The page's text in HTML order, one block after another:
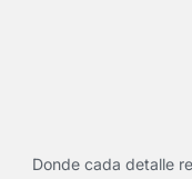
Donde cada detalle